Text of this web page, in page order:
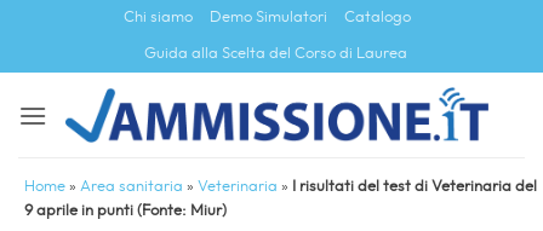
contenuti
Chi siamo Demo Simulatori Catalogo
Guida alla Scelta del Corso di Laurea
Home » Area sanitaria » Veterinaria »
I risultati del test di Veterinaria del
9 aprile in punti (Fonte: Miur)